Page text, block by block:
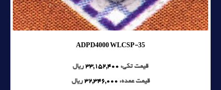
ADPD4000 WLCSP-35
قیمت تکی: 33,152,400 ریال
قیمت عمده: 32,346,000 ریال